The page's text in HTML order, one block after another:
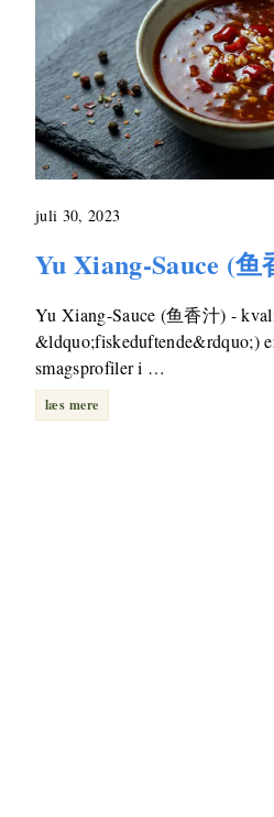
juli 30, 2023
Yu Xiang-Sauce (鱼
Yu Xiang-Sauce (鱼香汁) -
&ldquo;fiskeduftende&rdquo;)
smagsprofiler i …
læs mere